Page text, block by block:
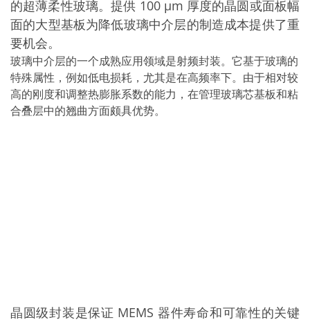
的超薄柔性玻璃。提供 100 µm 厚度的晶圆或面板幅
面的大型基板为降低玻璃中介层的制造成本提供了重
要机会。
玻璃中介层的一个成熟应用领域是射频封装。它基于玻璃的
特殊属性，例如低电损耗，尤其是在高频率下。由于相对较
高的刚度和调整热膨胀系数的能力，在管理玻璃芯基板和粘
合叠层中的翘曲方面颇具优势。
晶圆级封装是保证 MEMS 器件寿命和可靠性的关键